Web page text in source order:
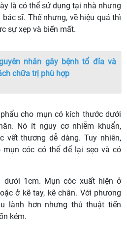
là có thể sử dụng tại nhà nhưng
sĩ. Thế nhưng, về hiệu quả thì
sự xẹp và biến mất.
nhân gây bệnh tổ đỉa và
chữa trị phù hợp
cho mụn có kích thước dưới
Nó ít nguy cơ nhiễm khuẩn,
vết thương dễ dàng. Tuy nhiên,
cóc có thể để lại sẹo và có
1cm. Mụn cóc xuất hiện ở
ở kẽ tay, kẽ chân. Với phương
lành hơn nhưng thủ thuật tiến
kém.